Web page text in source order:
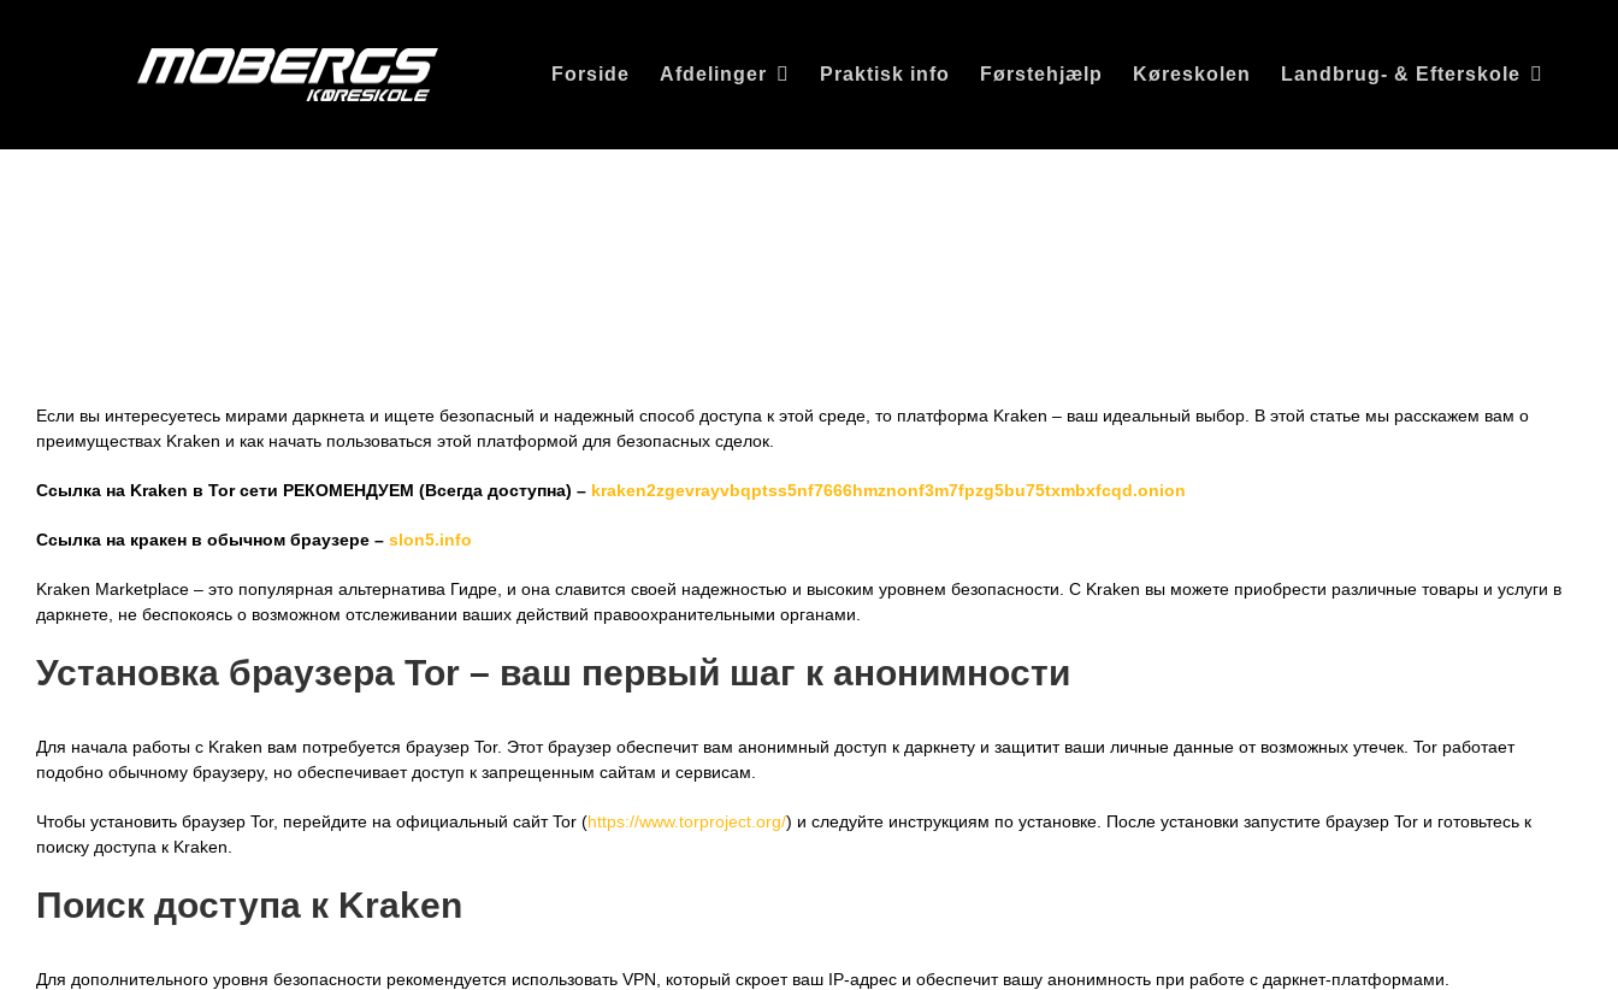
Forside Afdelinger Praktisk info Førstehjælp Køreskolen Landbrug- & Efterskole
Если вы интересуетесь мирами даркнета и ищете безопасный и надежный способ доступа к этой среде, то платформа Kraken – ваш идеальный выбор. В этой статье мы расскажем вам о
преимуществах Kraken и как начать пользоваться этой платформой для безопасных сделок.
Ссылка на Kraken в Tor сети РЕКОМЕНДУЕМ (Всегда доступна) – kraken2zgevrayvbqptss5nf7666hmznonf3m7fpzg5bu75txmbxfcqd.onion
Ссылка на кракен в обычном браузере – slon5.info
Kraken Marketplace – это популярная альтернатива Гидре, и она славится своей надежностью и высоким уровнем безопасности. С Kraken вы можете приобрести различные товары и услуги в
даркнете, не беспокоясь о возможном отслеживании ваших действий правоохранительными органами.
Установка браузера Tor – ваш первый шаг к анонимности
Для начала работы с Kraken вам потребуется браузер Tor. Этот браузер обеспечит вам анонимный доступ к даркнету и защитит ваши личные данные от возможных утечек. Tor работает
подобно обычному браузеру, но обеспечивает доступ к запрещенным сайтам и сервисам.
Чтобы установить браузер Tor, перейдите на официальный сайт Tor (https://www.torproject.org/) и следуйте инструкциям по установке. После установки запустите браузер Tor и готовьтесь к
поиску доступа к Kraken.
Поиск доступа к Kraken
Для дополнительного уровня безопасности рекомендуется использовать VPN, который скроет ваш IP-адрес и обеспечит вашу анонимность при работе с даркнет-платформами.